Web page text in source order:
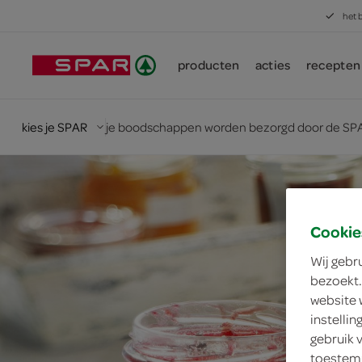
het
producten acties recepten
kies je SPAR je boodschappen worden bezorgd door de
Wij
website
gebruik